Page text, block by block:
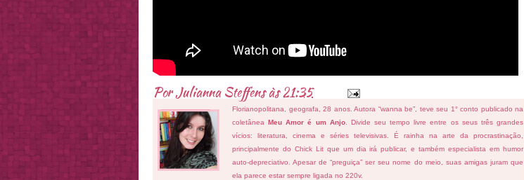
PorJulianna Steffensàs21:35
Florianopolitana, geografa, 28 anos. Autora “wanna be”, teve seu 1° conto publicado na
coletâneaMeu Amor é um Anjo. Divide seu tempo livre entre os seus três grandes
vícios: literatura, cinema e séries televisivas. É rainha na arte da procrastinação,
principalmente do Chick Lit que um dia irá publicar, e também especialista em humor
auto-depreciativo. Apesar de “preguiça” ser seu nome do meio, suas amigas juram que
ela parece estar sempre ligada no 220v.